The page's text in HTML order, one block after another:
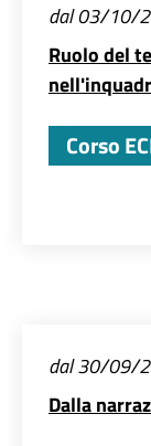
dal 03/10/
Ruolo del
Corso
dal 30/09/
Dalla